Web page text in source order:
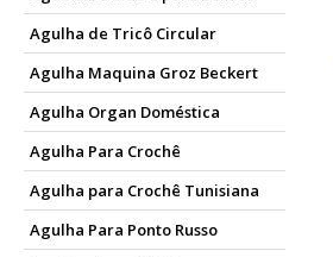
Agulha de Tricô Circular
Agulha Maquina Groz Beckert
Agulha Organ Doméstica
Agulha Para Crochê
Agulha para Crochê Tunisiana
Agulha Para Ponto Russo